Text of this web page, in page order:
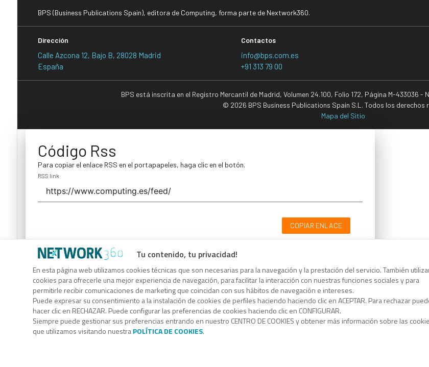
Tu contenido, tu privacidad!
En esta página web utilizamos cookies técnicas que son necesarias para la navegación y la prestación del servicio. También
cookies para ofrecerle una mejor experiencia de navegación, para facilitar la interacción con nuestras funciones sociales y para
permitirle recibir comunicaciones de marketing que coincidan con sus hábitos de navegación e intereses.
Puede expresar su consentimiento a la instalación de cookies de perfiles haciendo haciendo clic en ACEPTAR. Para rechazar
hacer clic en RECHAZAR. Puede configurar las preferencias de cookies haciendo clic en CONFIGURAR.
Siempre puede gestionar sus preferencias entrando en nuestro CENTRO DE COOKIES y obtener más información sobre las
que utilizamos visitando nuestraPOLÍTICA DE COOKIES.
BPS (Business Publications Spain), editora de Computing, forma parte de Nextwork360.
Dirección
Calle Azcona 12, Bajo B, 28028 Madrid
España
Contactos
info@bps.com.es
+91 313 79 00
BPS está inscrita en el Registro Mercantil de Madrid, Volumen 24.100, Folio 172, Página M-433036
© 2026 BPS Business Publications Spain S.L. Todos los derechos
Mapa del Sitio
Código Rss
Para copiar el enlace RSS en el portapapeles, haga clic en el botón.
RSS link
COPIAR ENLACE
Código Rss
Para copiar el enlace RSS en el portapapeles, haga clic en el botón.